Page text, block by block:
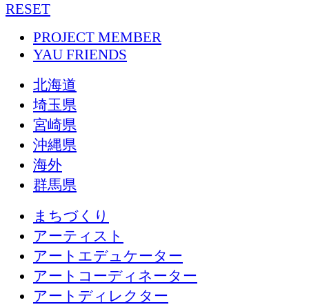
RESET
PROJECT MEMBER
YAU FRIENDS
北海道
埼玉県
宮崎県
沖縄県
海外
群馬県
まちづくり
アーティスト
アートエデュケーター
アートコーディネーター
アートディレクター